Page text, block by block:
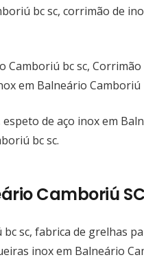
bc sc, corrimão de
bc sc, Corrimão
em Balneário Camboriú
de aço inox em
bc sc.
Camboriú
sc, fabrica de grelhas
inox em Balneário
aço inox para residencia